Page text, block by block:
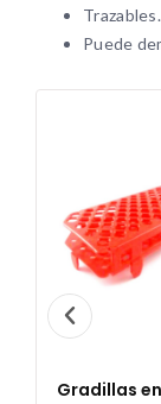
Trazables.
Puede
Gradillas